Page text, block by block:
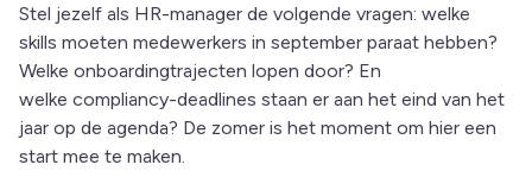
Stel jezelf als HR-manager de volgende vragen: welke
skills moeten medewerkers in september paraat hebben?
Welke onboardingtrajecten lopen door? En
welke compliancy-deadlines staan er aan het eind van het
jaar op de agenda? De zomer is het moment om hier een
start mee te maken.